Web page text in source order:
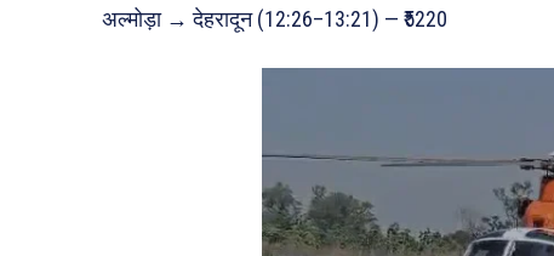
अल्मोड़ा → देहरादून (12:26–13:21) — ₹5220